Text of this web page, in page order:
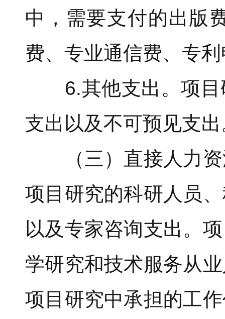
中，需要支付的出版
费、专业通信费、专
6.其他支出。项目
支出以及不可预见支
（三）直接人力资
项目研究的科研人员
以及专家咨询支出。
学研究和技术服务从
项目研究中承担的工